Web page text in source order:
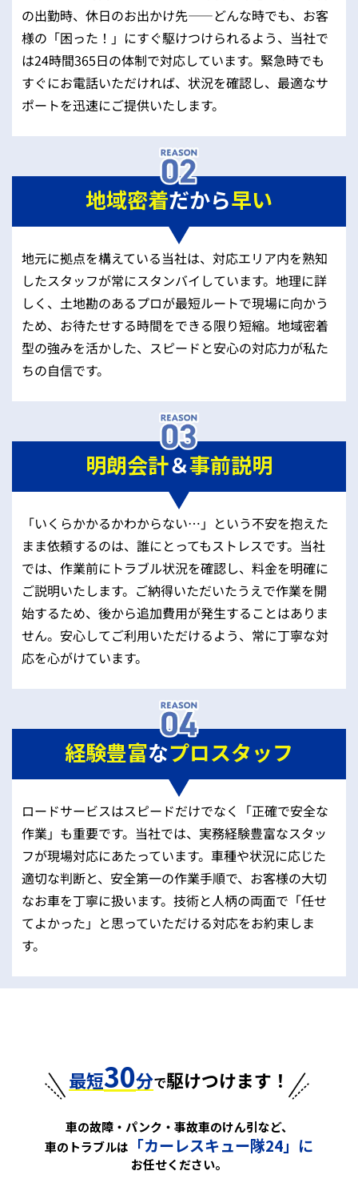
の出勤時、休日のお出かけ先——どんな時でも、お客
様の「困った！」にすぐ駆けつけられるよう、当社で
は24時間365日の体制で対応しています。緊急時でも
すぐにお電話いただければ、状況を確認し、最適なサ
ポートを迅速にご提供いたします。
地域密着だから早い
地元に拠点を構えている当社は、対応エリア内を熟知
したスタッフが常にスタンバイしています。地理に詳
しく、土地勘のあるプロが最短ルートで現場に向かう
ため、お待たせする時間をできる限り短縮。地域密着
型の強みを活かした、スピードと安心の対応力が私た
ちの自信です。
明朗会計＆事前説明
「いくらかかるかわからない…」という不安を抱えた
まま依頼するのは、誰にとってもストレスです。当社
では、作業前にトラブル状況を確認し、料金を明確に
ご説明いたします。ご納得いただいたうえで作業を開
始するため、後から追加費用が発生することはありま
せん。安心してご利用いただけるよう、常に丁寧な対
応を心がけています。
経験豊富なプロスタッフ
ロードサービスはスピードだけでなく「正確で安全な
作業」も重要です。当社では、実務経験豊富なスタッ
フが現場対応にあたっています。車種や状況に応じた
適切な判断と、安全第一の作業手順で、お客様の大切
なお車を丁寧に扱います。技術と人柄の両面で「任せ
てよかった」と思っていただける対応をお約束しま
す。
最短30分で駆けつけます！
車の故障・パンク・事故車のけん引など、
車のトラブルは
「カーレスキュー隊24」に
お任せください。